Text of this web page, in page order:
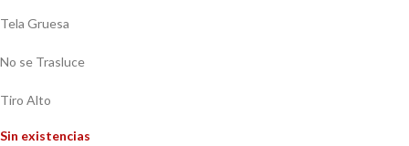
Tela Gruesa
No se Trasluce
Tiro Alto
Sin existencias